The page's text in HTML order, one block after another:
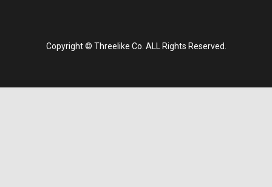
Copyright © Threelike Co. ALL Rights Reserved.